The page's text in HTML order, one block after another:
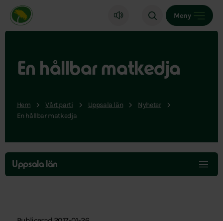
Miljöpartiet de gröna, startsida
Meny
En hållbar matkedja
Hem Vårt parti Uppsala län
Nyheter
En hållbar matkedja
Hoppa
över
menyn
Uppsala län